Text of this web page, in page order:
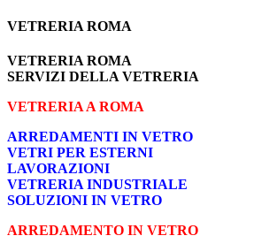
VETRERIA ROMA
VETRERIA ROMA
SERVIZI DELLA VETRERIA
VETRERIA A ROMA
ARREDAMENTI IN VETRO
VETRI PER ESTERNI
LAVORAZIONI
VETRERIA INDUSTRIALE
SOLUZIONI IN VETRO
ARREDAMENTO IN VETRO